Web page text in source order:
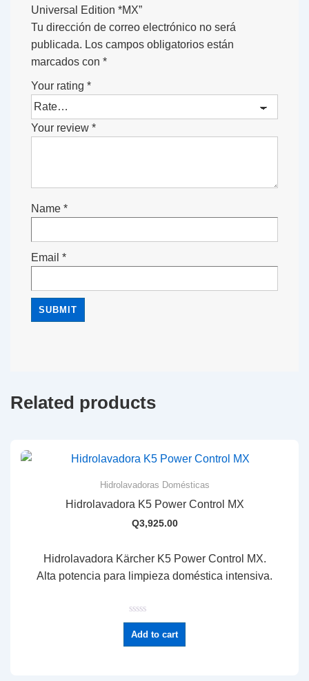
Universal Edition *MX”
Tu dirección de correo electrónico no será
publicada. Los campos obligatorios están
marcados con *
Your rating *
Your review *
Name *
Email *
Related products
Hidrolavadoras Domésticas
Hidrolavadora K5 Power Control MX
Q3,925.00
Hidrolavadora Kärcher K5 Power Control MX.
Alta potencia para limpieza doméstica intensiva.
R
a
t
e
Add to cart